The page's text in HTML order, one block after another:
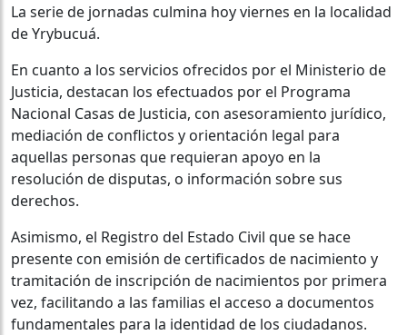
La serie de jornadas culmina hoy viernes en la localidad
de Yrybucuá.
En cuanto a los servicios ofrecidos por el Ministerio de
Justicia, destacan los efectuados por el Programa
Nacional Casas de Justicia, con asesoramiento jurídico,
mediación de conflictos y orientación legal para
aquellas personas que requieran apoyo en la
resolución de disputas, o información sobre sus
derechos.
Asimismo, el Registro del Estado Civil que se hace
presente con emisión de certificados de nacimiento y
tramitación de inscripción de nacimientos por primera
vez, facilitando a las familias el acceso a documentos
fundamentales para la identidad de los ciudadanos.